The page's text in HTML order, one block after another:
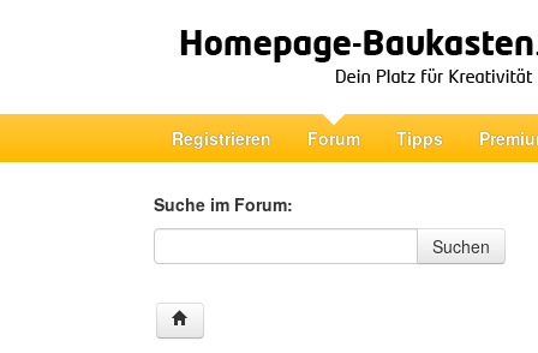
Registrieren Forum Tipps
Suche im Forum:
Suche im Forum
Suchen